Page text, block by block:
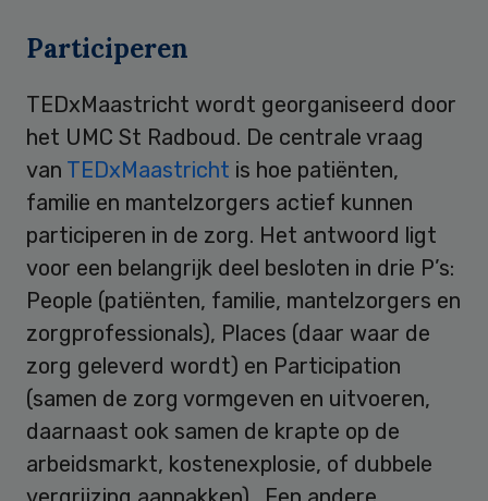
Participeren
TEDxMaastricht wordt georganiseerd door
het UMC St Radboud. De centrale vraag
van TEDxMaastricht is hoe patiënten,
familie en mantelzorgers actief kunnen
participeren in de zorg. Het antwoord ligt
voor een belangrijk deel besloten in drie P’s:
People (patiënten, familie, mantelzorgers en
zorgprofessionals), Places (daar waar de
zorg geleverd wordt) en Participation
(samen de zorg vormgeven en uitvoeren,
daarnaast ook samen de krapte op de
arbeidsmarkt, kostenexplosie, of dubbele